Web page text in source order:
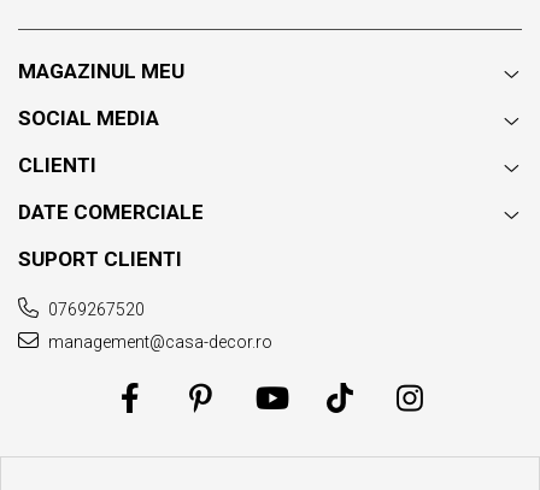
MAGAZINUL MEU
SOCIAL MEDIA
CLIENTI
DATE COMERCIALE
SUPORT CLIENTI
0769267520
management@casa-decor.ro